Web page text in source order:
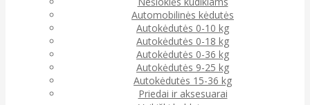
Automobilinės kėdutės
Autokėdutės 0-10 kg
Autokėdutės 0-18 kg
Autokėdutės 0-36 kg
Autokėdutės 9-25 kg
Autokėdutės 15-36 kg
Priedai ir aksesuarai